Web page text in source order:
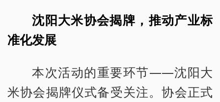
沈阳大米协会揭牌，推动产业标
准化发展
本次活动的重要环节——沈阳大
米协会揭牌仪式备受关注。协会正式